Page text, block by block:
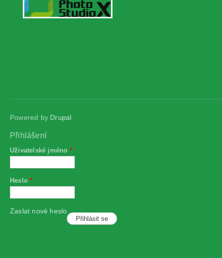
Powered by Drupal
Přihlášení
Uživatelské jméno *
Heslo*
Zaslat nové heslo